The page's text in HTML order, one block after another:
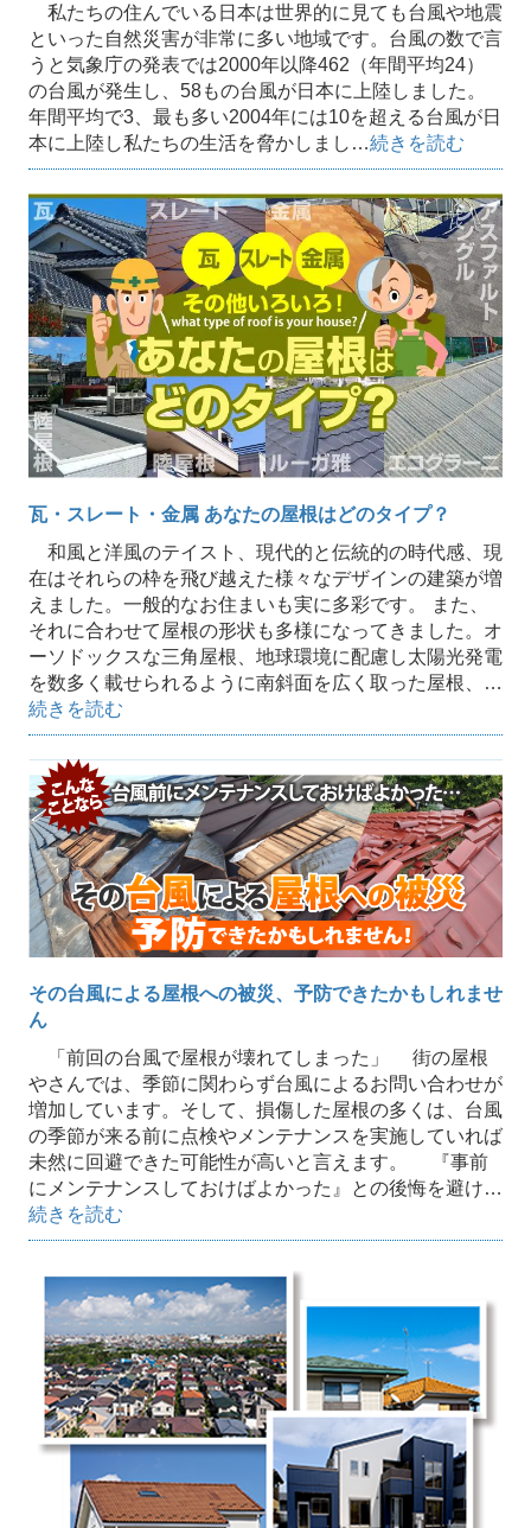
私たちの住んでいる日本は世界的に見ても台風や地震
といった自然災害が非常に多い地域です。台風の数で言
うと気象庁の発表では2000年以降462（年間平均24）
の台風が発生し、58もの台風が日本に上陸しました。
年間平均で3、最も多い2004年には10を超える台風が日
本に上陸し私たちの生活を脅かしまし…続きを読む
瓦・スレート・金属 あなたの屋根はどのタイプ？
和風と洋風のテイスト、現代的と伝統的の時代感、現
在はそれらの枠を飛び越えた様々なデザインの建築が増
えました。一般的なお住まいも実に多彩です。 また、
それに合わせて屋根の形状も多様になってきました。オ
ーソドックスな三角屋根、地球環境に配慮し太陽光発電
を数多く載せられるように南斜面を広く取った屋根、…
続きを読む
その台風による屋根への被災、予防できたかもしれませ
ん
「前回の台風で屋根が壊れてしまった」 街の屋根
やさんでは、季節に関わらず台風によるお問い合わせが
増加しています。そして、損傷した屋根の多くは、台風
の季節が来る前に点検やメンテナンスを実施していれば
未然に回避できた可能性が高いと言えます。 『事前
にメンテナンスしておけばよかった』との後悔を避け…
続きを読む